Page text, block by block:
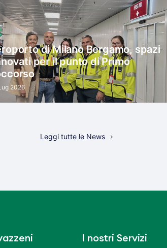
di Milano Bergamo, spazi
per il punto di Primo
2026
Leggi tutte le News
I nostri Servizi